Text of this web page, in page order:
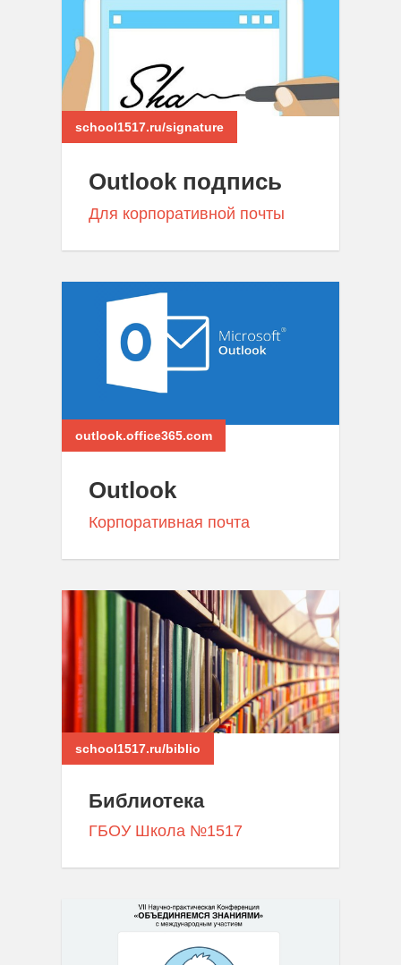
school1517.ru/signature
Outlook подпись
Для корпоративной почты
outlook.office365.com
Outlook
Корпоративная почта
school1517.ru/biblio
Библиотека
ГБОУ Школа №1517